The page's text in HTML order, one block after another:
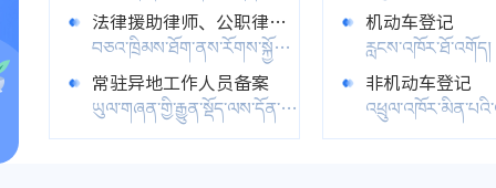
法律援助律师、公职律师、公司律师工作证颁发
བཅའ་ཁྲིམས་ཐོག་ནས་རོགས་སྐྱོར་བྱེད་པའི་ཁྲིམས་རྩོད་པ་དང་།གཞུང་གི་ལས་གནས་ཐོག་གི་ཁྲིམས་རྩོད་པ།ཀུང་སིའི་ཁྲིམས་རྩོད་པའི་ལས་ཀའི་ལག་ཁྱེར་བཅས་སྤྲོད་རྒྱུ།
常驻异地工作人员备案
ཡུལ་གཞན་གྱི་རྒྱུན་སྡོད་ལས་དོན་མི་སྣའི་ཐོ་འགོད་སྙན་སེང་།
中医药工作奖励
机动车登记
རླངས་འཁོར་ཐོ་འགོད།
非机动车登记
对机动车驾驶人